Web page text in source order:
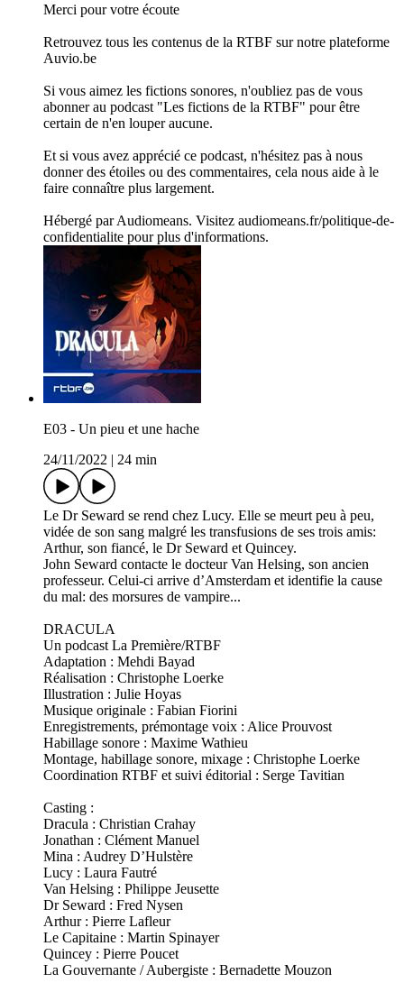
Merci pour votre écoute
Retrouvez tous les contenus de la RTBF sur notre plateforme
Auvio.be
Si vous aimez les fictions sonores, n'oubliez pas de vous
abonner au podcast "Les fictions de la RTBF" pour être
certain de n'en louper aucune.
Et si vous avez apprécié ce podcast, n'hésitez pas à nous
donner des étoiles ou des commentaires, cela nous aide à le
faire connaître plus largement.
Hébergé par Audiomeans. Visitez audiomeans.fr/politique-de-
confidentialite pour plus d'informations.
E03 - Un pieu et une hache
24/11/2022
24 min
Le Dr Seward se rend chez Lucy. Elle se meurt peu à peu,
vidée de son sang malgré les transfusions de ses trois amis:
Arthur, son fiancé, le Dr Seward et Quincey.
John Seward contacte le docteur Van Helsing, son ancien
professeur. Celui-ci arrive d’Amsterdam et identifie la cause
du mal: des morsures de vampire...
DRACULA
Un podcast La Première/RTBF
Adaptation : Mehdi Bayad
Réalisation : Christophe Loerke
Illustration : Julie Hoyas
Musique originale : Fabian Fiorini
Enregistrements, prémontage voix : Alice Prouvost
Habillage sonore : Maxime Wathieu
Montage, habillage sonore, mixage : Christophe Loerke
Coordination RTBF et suivi éditorial : Serge Tavitian
Casting :
Dracula : Christian Crahay
Jonathan : Clément Manuel
Mina : Audrey D’Hulstère
Lucy : Laura Fautré
Van Helsing : Philippe Jeusette
Dr Seward : Fred Nysen
Arthur : Pierre Lafleur
Le Capitaine : Martin Spinayer
Quincey : Pierre Poucet
La Gouvernante / Aubergiste : Bernadette Mouzon